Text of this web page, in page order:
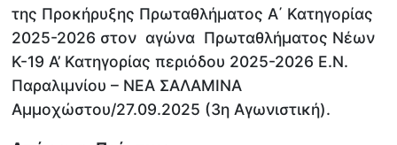
της Προκήρυξης Πρωταθλήματος Α΄ Κατηγορίας
2025-2026 στον αγώνα Πρωταθλήματος Νέων
Κ-19 Α’ Κατηγορίας περιόδου 2025-2026 Ε.Ν.
Παραλιμνίου – ΝΕΑ ΣΑΛΑΜΙΝΑ
Αμμοχώστου/27.09.2025 (3η Αγωνιστική).